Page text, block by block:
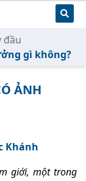
đầu
gì không?
ẢNH
Khánh
giới, một trong